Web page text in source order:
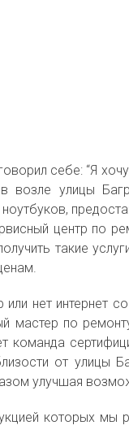
себе: “Я
возле улицы
центр по
такие
нет интернет
мастер по
команда
от улицы
улучшая
которых мы